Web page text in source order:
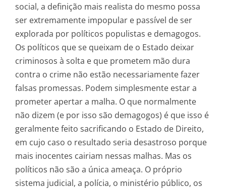
social, a definição mais realista do mesmo possa
ser extremamente impopular e passível de ser
explorada por políticos populistas e demagogos.
Os políticos que se queixam de o Estado deixar
criminosos à solta e que prometem mão dura
contra o crime não estão necessariamente fazer
falsas promessas. Podem simplesmente estar a
prometer apertar a malha. O que normalmente
não dizem (e por isso são demagogos) é que isso é
geralmente feito sacrificando o Estado de Direito,
em cujo caso o resultado seria desastroso porque
mais inocentes cairiam nessas malhas. Mas os
políticos não são a única ameaça. O próprio
sistema judicial, a polícia, o ministério público, os